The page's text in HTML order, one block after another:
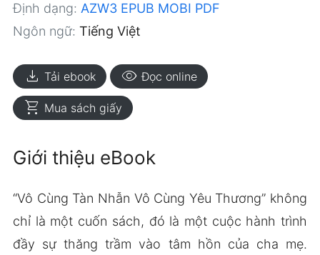
Định dạng: AZW3 EPUB MOBI PDF
Ngôn ngữ: Tiếng Việt
download Tải ebook visibility Đọc online
shopping_cart Mua sách giấy
Giới thiệu eBook
“Vô Cùng Tàn Nhẫn Vô Cùng Yêu Thương” không
chỉ là một cuốn sách, đó là một cuộc hành trình
đầy sự thăng trầm vào tâm hồn của cha mẹ.